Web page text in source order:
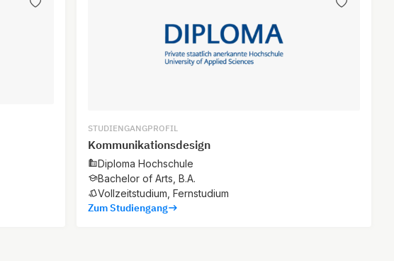
STUDIENGANGPROFIL
Kommunikationsdesign
Diploma Hochschule
Bachelor of Arts, B.A.
Vollzeitstudium, Fernstudium
Zum Studiengang